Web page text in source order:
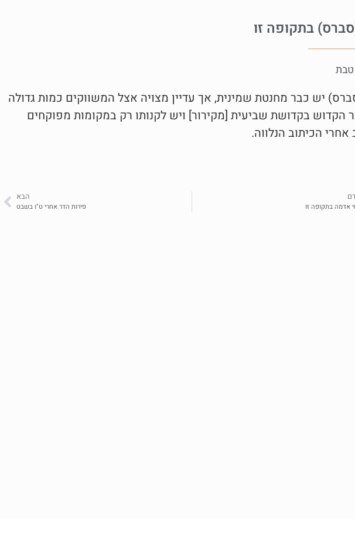
בתקופה זו
יש כבר מחנטת שמינית, אך עדיין מצויה אצל המשווקים כמות גדולה
הקדוש בקדושת שביעית [מקירור] ויש לקנותו רק במקומות מפוקחים
אחרי הכיתוב הנלווה.
אדמה בתקופה זו
הבא
פירות הדר אחרי ט"ו בשבט